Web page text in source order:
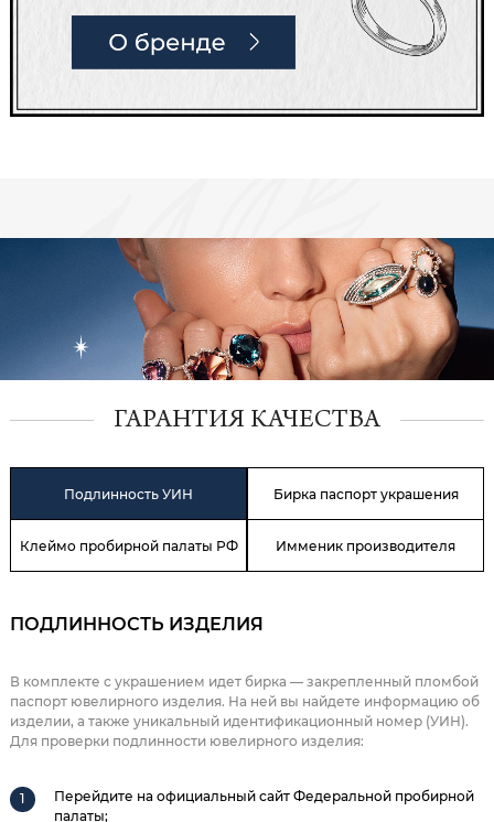
ГАРАНТИЯ КАЧЕСТВА
Подлинность УИН Бирка паспорт украшения
Клеймо пробирной палаты РФ Имменик производителя
ПОДЛИННОСТЬ ИЗДЕЛИЯ
В комплекте с украшением идет бирка — закрепленный пломбой
паспорт ювелирного изделия. На ней вы найдете информацию об
изделии, а также уникальный идентификационный номер (УИН).
Для проверки подлинности ювелирного изделия:
Перейдите на официальный сайт Федеральной пробирной
палаты;